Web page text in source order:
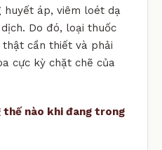
huyết áp, viêm loét dạ
Do đó, loại thuốc
cần thiết và phải
cực kỳ chặt chẽ của
thế nào khi đang trong